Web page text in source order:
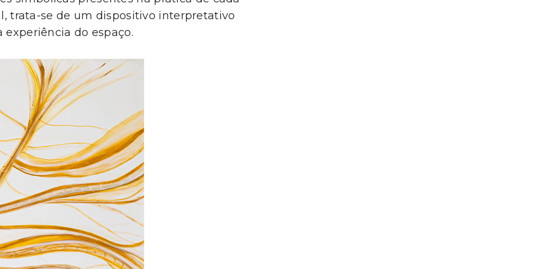
trata-se de um dispositivo interpretativo
do espaço.